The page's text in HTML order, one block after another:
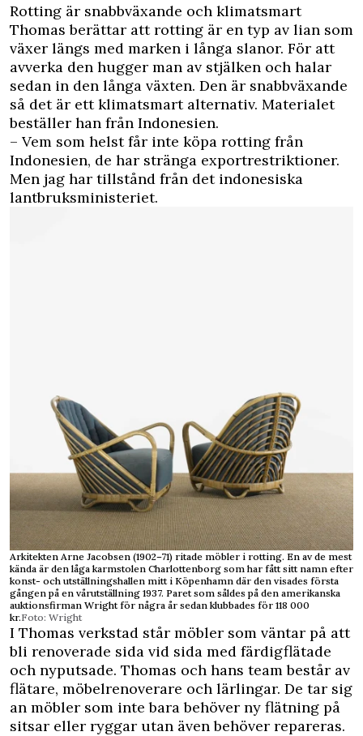
Rotting är snabbväxande och klimatsmart
Thomas berättar att rotting är en typ av lian som
växer längs med marken i långa slanor. För att
avverka den hugger man av stjälken och halar
sedan in den långa växten. Den är snabbväxande
så det är ett klimatsmart alternativ. Materialet
beställer han från Indonesien.
– Vem som helst får inte köpa rotting från
Indonesien, de har stränga exportrestriktioner.
Men jag har tillstånd från det indonesiska
lantbruksministeriet.
Arkitekten Arne Jacobsen (1902–71) ritade möbler i rotting. En av de mest
kända är den låga karmstolen Charlottenborg som har fått sitt namn efter
konst- och utställningshallen mitt i Köpenhamn där den visades första
gången på en vårutställning 1937. Paret som såldes på den amerikanska
auktionsfirman Wright för några år sedan klubbades för 118 000
kr.Foto: Wright
I Thomas verkstad står möbler som väntar på att
bli renoverade sida vid sida med färdigflätade
och nyputsade. Thomas och hans team består av
flätare, möbelrenoverare och lärlingar. De tar sig
an möbler som inte bara behöver ny flätning på
sitsar eller ryggar utan även behöver repareras.